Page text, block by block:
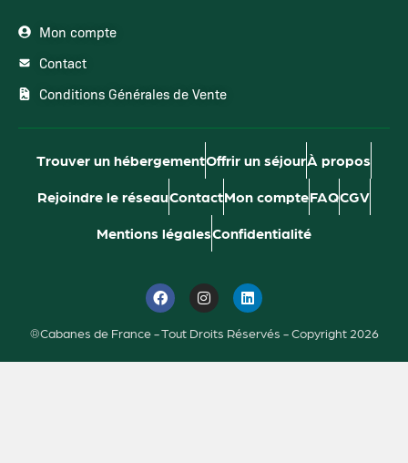
Mon compte
Contact
Conditions Générales de Vente
Trouver un hébergementOffrir un séjourÀ propos
Rejoindre le réseauContactMon compteFAQCGV
Mentions légalesConfidentialité
®Cabanes de France - Tout Droits Réservés - Copyright 2026